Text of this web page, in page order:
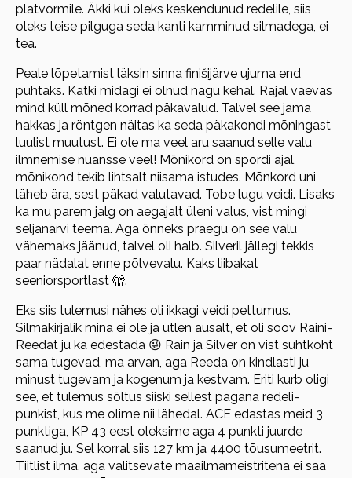
platvormile. Äkki kui oleks keskendunud redelile, siis
oleks teise pilguga seda kanti kamminud silmadega, ei
tea.
Peale lõpetamist läksin sinna finišijärve ujuma end
puhtaks. Katki midagi ei olnud nagu kehal. Rajal vaevas
mind küll mõned korrad päkavalud. Talvel see jama
hakkas ja röntgen näitas ka seda päkakondi mõningast
luulist muutust. Ei ole ma veel aru saanud selle valu
ilmnemise nüansse veel! Mõnikord on spordi ajal,
mõnikond tekib lihtsalt niisama istudes. Mõnkord uni
läheb ära, sest päkad valutavad. Tobe lugu veidi. Lisaks
ka mu parem jalg on aegajalt üleni valus, vist mingi
seljanärvi teema. Aga õnneks praegu on see valu
vähemaks jäänud, talvel oli halb. Silveril jällegi tekkis
paar nädalat enne põlvevalu. Kaks liibakat
seeniorsportlast 🫣.
Eks siis tulemusi nähes oli ikkagi veidi pettumus.
Silmakirjalik mina ei ole ja ütlen ausalt, et oli soov Raini-
Reedat ju ka edestada 😜 Rain ja Silver on vist suhtkoht
sama tugevad, ma arvan, aga Reeda on kindlasti ju
minust tugevam ja kogenum ja kestvam. Eriti kurb oligi
see, et tulemus sõltus siiski sellest pagana redeli-
punkist, kus me olime nii lähedal. ACE edastas meid 3
punktiga, KP 43 eest oleksime aga 4 punkti juurde
saanud ju. Sel korral siis 127 km ja 4400 tõusumeetrit.
Tiitlist ilma, aga valitsevate maailmameistritena ei saa